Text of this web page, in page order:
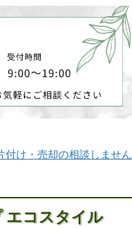
付け・売却の相談しません
エコスタイル